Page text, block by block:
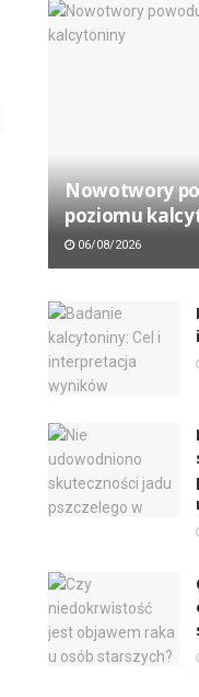
Nowotwory
poziomu
06/08/2026